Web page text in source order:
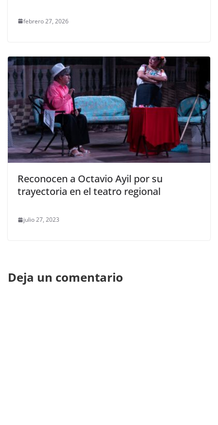
febrero 27, 2026
Reconocen a Octavio Ayil por su
trayectoria en el teatro regional
julio 27, 2023
Deja un comentario